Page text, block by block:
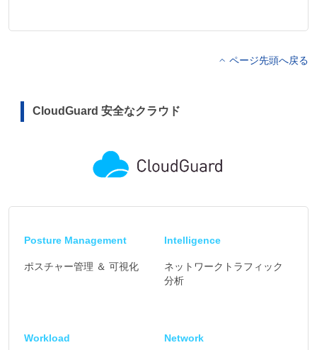
ページ先頭へ戻る
CloudGuard 安全なクラウド
Posture Management
ポスチャー管理 ＆ 可視化
Intelligence
ネットワークトラフィック
分析
Workload Network